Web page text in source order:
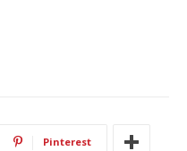
Pinterest